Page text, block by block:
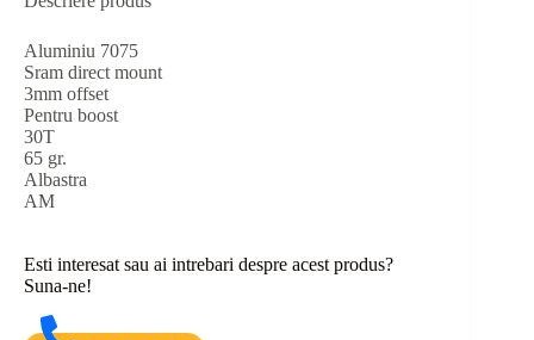
Aluminiu 7075
Sram direct mount
3mm offset
Pentru boost
30T
65 gr.
Albastra
AM
Esti interesat sau ai intrebari despre acest produs?
Suna-ne!